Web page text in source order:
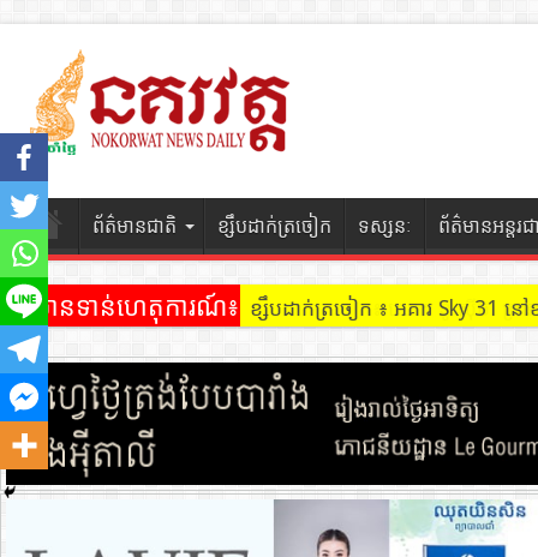
ព័ត៌មានជាតិ ខ្សឹបដាក់ត្រចៀក ទស្សនៈ ព័ត៌មានអន្តរជ
ព័ត៌មានទាន់ហេតុការណ៍៖ ខ្សឹបដាក់ត្រចៀក ៖ អគារ Sky 31